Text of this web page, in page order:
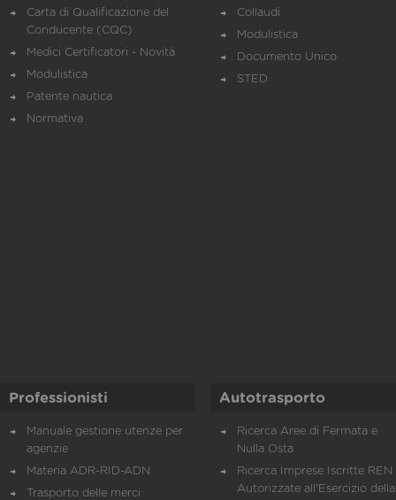
Carta di Qualificazione del
Conducente (CQC)
Medici Certificatori - Novità
Modulistica
Patente nautica
Normativa
Collaudi
Modulistica
Documento Unico
STED
Professionisti
Manuale gestione utenze per
agenzie
Materia ADR-RID-ADN
Trasporto delle merci
Autotrasporto
Ricerca Aree di Fermata e
Nulla Osta
Ricerca Imprese Iscritte REN
Autorizzate all'Esercizio della